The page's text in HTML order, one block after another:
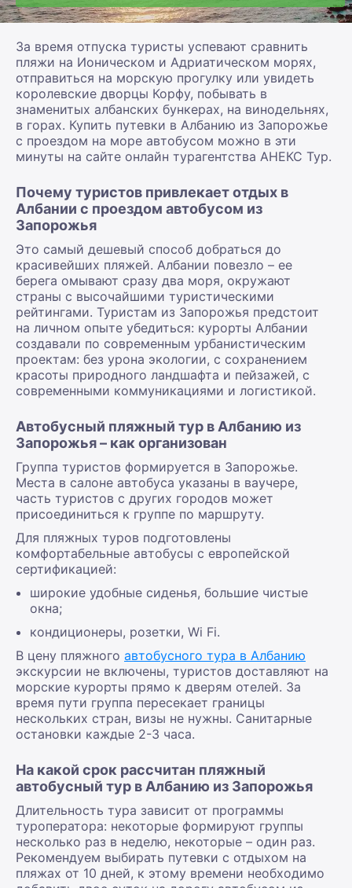
За время отпуска туристы успевают сравнить
пляжи на Ионическом и Адриатическом морях,
отправиться на морскую прогулку или увидеть
королевские дворцы Корфу, побывать в
знаменитых албанских бункерах, на винодельнях,
в горах. Купить путевки в Албанию из Запорожье
с проездом на море автобусом можно в эти
минуты на сайте онлайн турагентства АНЕКС Тур.
Почему туристов привлекает отдых в
Албании с проездом автобусом из
Запорожья
Это самый дешевый способ добраться до
красивейших пляжей. Албании повезло – ее
берега омывают сразу два моря, окружают
страны с высочайшими туристическими
рейтингами. Туристам из Запорожья предстоит
на личном опыте убедиться: курорты Албании
создавали по современным урбанистическим
проектам: без урона экологии, с сохранением
красоты природного ландшафта и пейзажей, с
современными коммуникациями и логистикой.
Автобусный пляжный тур в Албанию из
Запорожья – как организован
Группа туристов формируется в Запорожье.
Места в салоне автобуса указаны в ваучере,
часть туристов с других городов может
присоединиться к группе по маршруту.
Для пляжных туров подготовлены
комфортабельные автобусы с европейской
сертификацией:
широкие удобные сиденья, большие чистые
окна;
кондиционеры, розетки, Wi Fi.
В цену пляжного автобусного тура в Албанию
экскурсии не включены, туристов доставляют на
морские курорты прямо к дверям отелей. За
время пути группа пересекает границы
нескольких стран, визы не нужны. Санитарные
остановки каждые 2-3 часа.
На какой срок рассчитан пляжный
автобусный тур в Албанию из Запорожья
Длительность тура зависит от программы
туроператора: некоторые формируют группы
несколько раз в неделю, некоторые – один раз.
Рекомендуем выбирать путевки с отдыхом на
пляжах от 10 дней, к этому времени необходимо